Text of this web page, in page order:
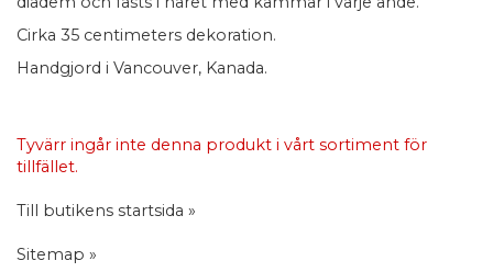
Cirka 35 centimeters dekoration.
Handgjord i Vancouver, Kanada.
Tyvärr ingår inte denna produkt i vårt sortiment för
tillfället.
Till butikens startsida »
Sitemap »